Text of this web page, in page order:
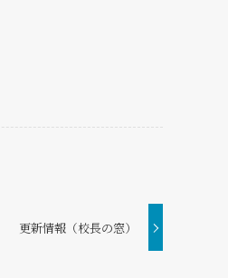
更新情報（校長の窓）